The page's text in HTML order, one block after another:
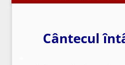
Cântecul